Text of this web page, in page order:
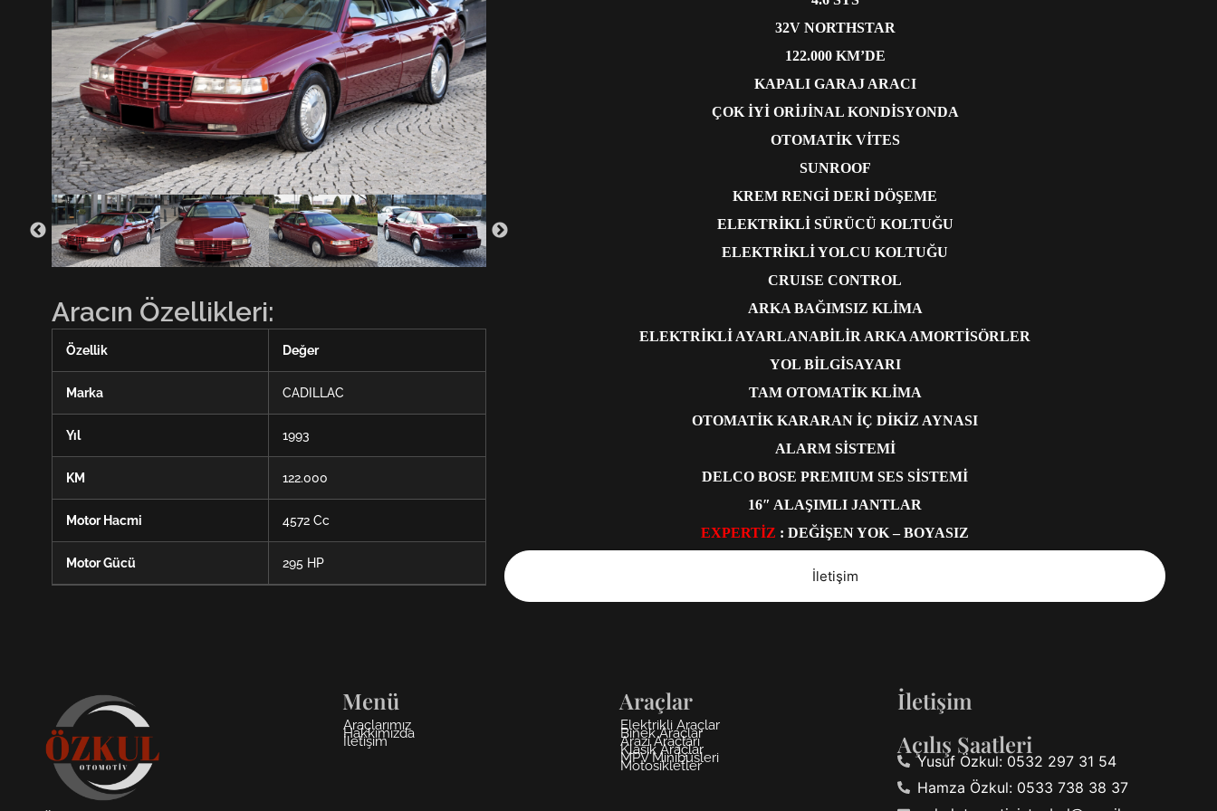
Aracın Özellikleri:
Özellik Değer
Marka CADILLAC
Yıl 1993
KM 122.000
Motor Hacmi 4572 Cc
Motor Gücü 295 HP
32V NORTHSTAR
122.000 KM’DE
KAPALI GARAJ ARACI
ÇOK İYİ ORİJİNAL KONDİSYONDA
OTOMATİK VİTES
SUNROOF
KREM RENGİ DERİ DÖŞEME
ELEKTRİKLİ SÜRÜCÜ KOLTUĞU
ELEKTRİKLİ YOLCU KOLTUĞU
CRUISE CONTROL
ARKA BAĞIMSIZ KLİMA
ELEKTRİKLİ AYARLANABİLİR ARKA AMORTİSÖRLER
YOL BİLGİSAYARI
TAM OTOMATİK KLİMA
OTOMATİK KARARAN İÇ DİKİZ AYNASI
ALARM SİSTEMİ
DELCO BOSE PREMIUM SES SİSTEMİ
16″ ALAŞIMLI JANTLAR
EXPERTİZ : DEĞİŞEN YOK – BOYASIZ
İletişim
Menü
Araçlarımız
Hakkımızda
İletişim
Araçlar
Elektrikli Araçlar
Binek Araçlar
Arazi Araçları
Klasik Araçlar
MPV Minibüsleri
Motosikletler
İletişim
Açılış Saatleri
Yusuf Özkul: 0532 297 31 54
Hamza Özkul: 0533 738 38 37